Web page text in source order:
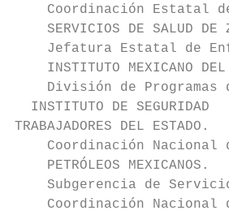
Coordinación Estatal
SERVICIOS DE SALUD DE
Jefatura Estatal de
INSTITUTO MEXICANO DEL
División de Programas
INSTITUTO DE SEGURIDAD
TRABAJADORES DEL ESTADO.
Coordinación Nacional
    PETRÓLEOS MEXICANOS.
Subgerencia de
Coordinación Nacional